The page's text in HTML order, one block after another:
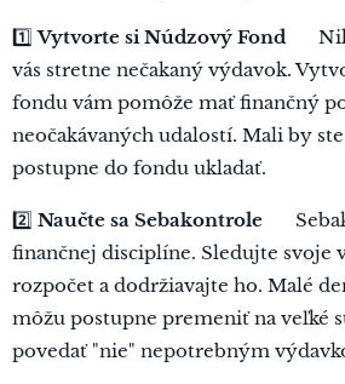
1️⃣Vytvorte si Núdzový Fond 🌧️
vás stretne nečakaný výdavok.
fondu vám pomôže mať finančný
neočakávaných udalostí. Mali by
postupne do fondu ukladať.
2️⃣ Naučte sa Sebakontrole 🧘
finančnej disciplíne. Sledujte svoje
rozpočet a dodržiavajte ho. Malé
môžu postupne premeniť na veľké
povedať "nie" nepotrebným